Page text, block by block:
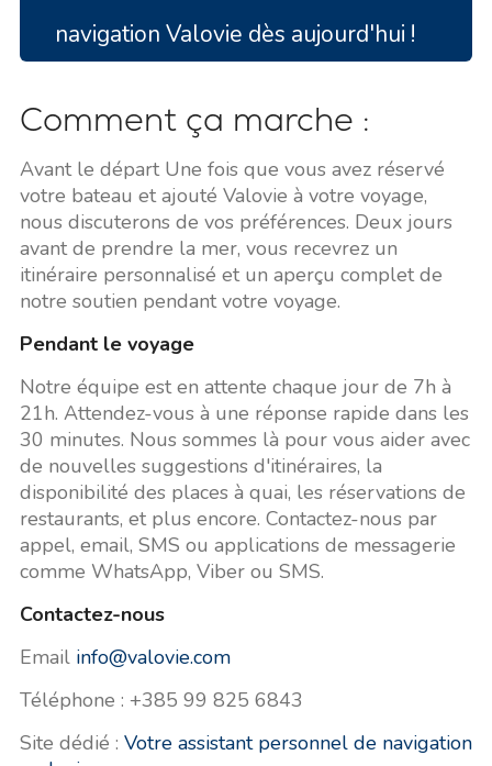
navigation Valovie dès aujourd'hui !
Comment ça marche :
Avant le départ Une fois que vous avez réservé
votre bateau et ajouté Valovie à votre voyage,
nous discuterons de vos préférences. Deux jours
avant de prendre la mer, vous recevrez un
itinéraire personnalisé et un aperçu complet de
notre soutien pendant votre voyage.
Pendant le voyage
Notre équipe est en attente chaque jour de 7h à
21h. Attendez-vous à une réponse rapide dans les
30 minutes. Nous sommes là pour vous aider avec
de nouvelles suggestions d'itinéraires, la
disponibilité des places à quai, les réservations de
restaurants, et plus encore. Contactez-nous par
appel, email, SMS ou applications de messagerie
comme WhatsApp, Viber ou SMS.
Contactez-nous
Email info@valovie.com
Téléphone : +385 99 825 6843
Site dédié : Votre assistant personnel de navigation